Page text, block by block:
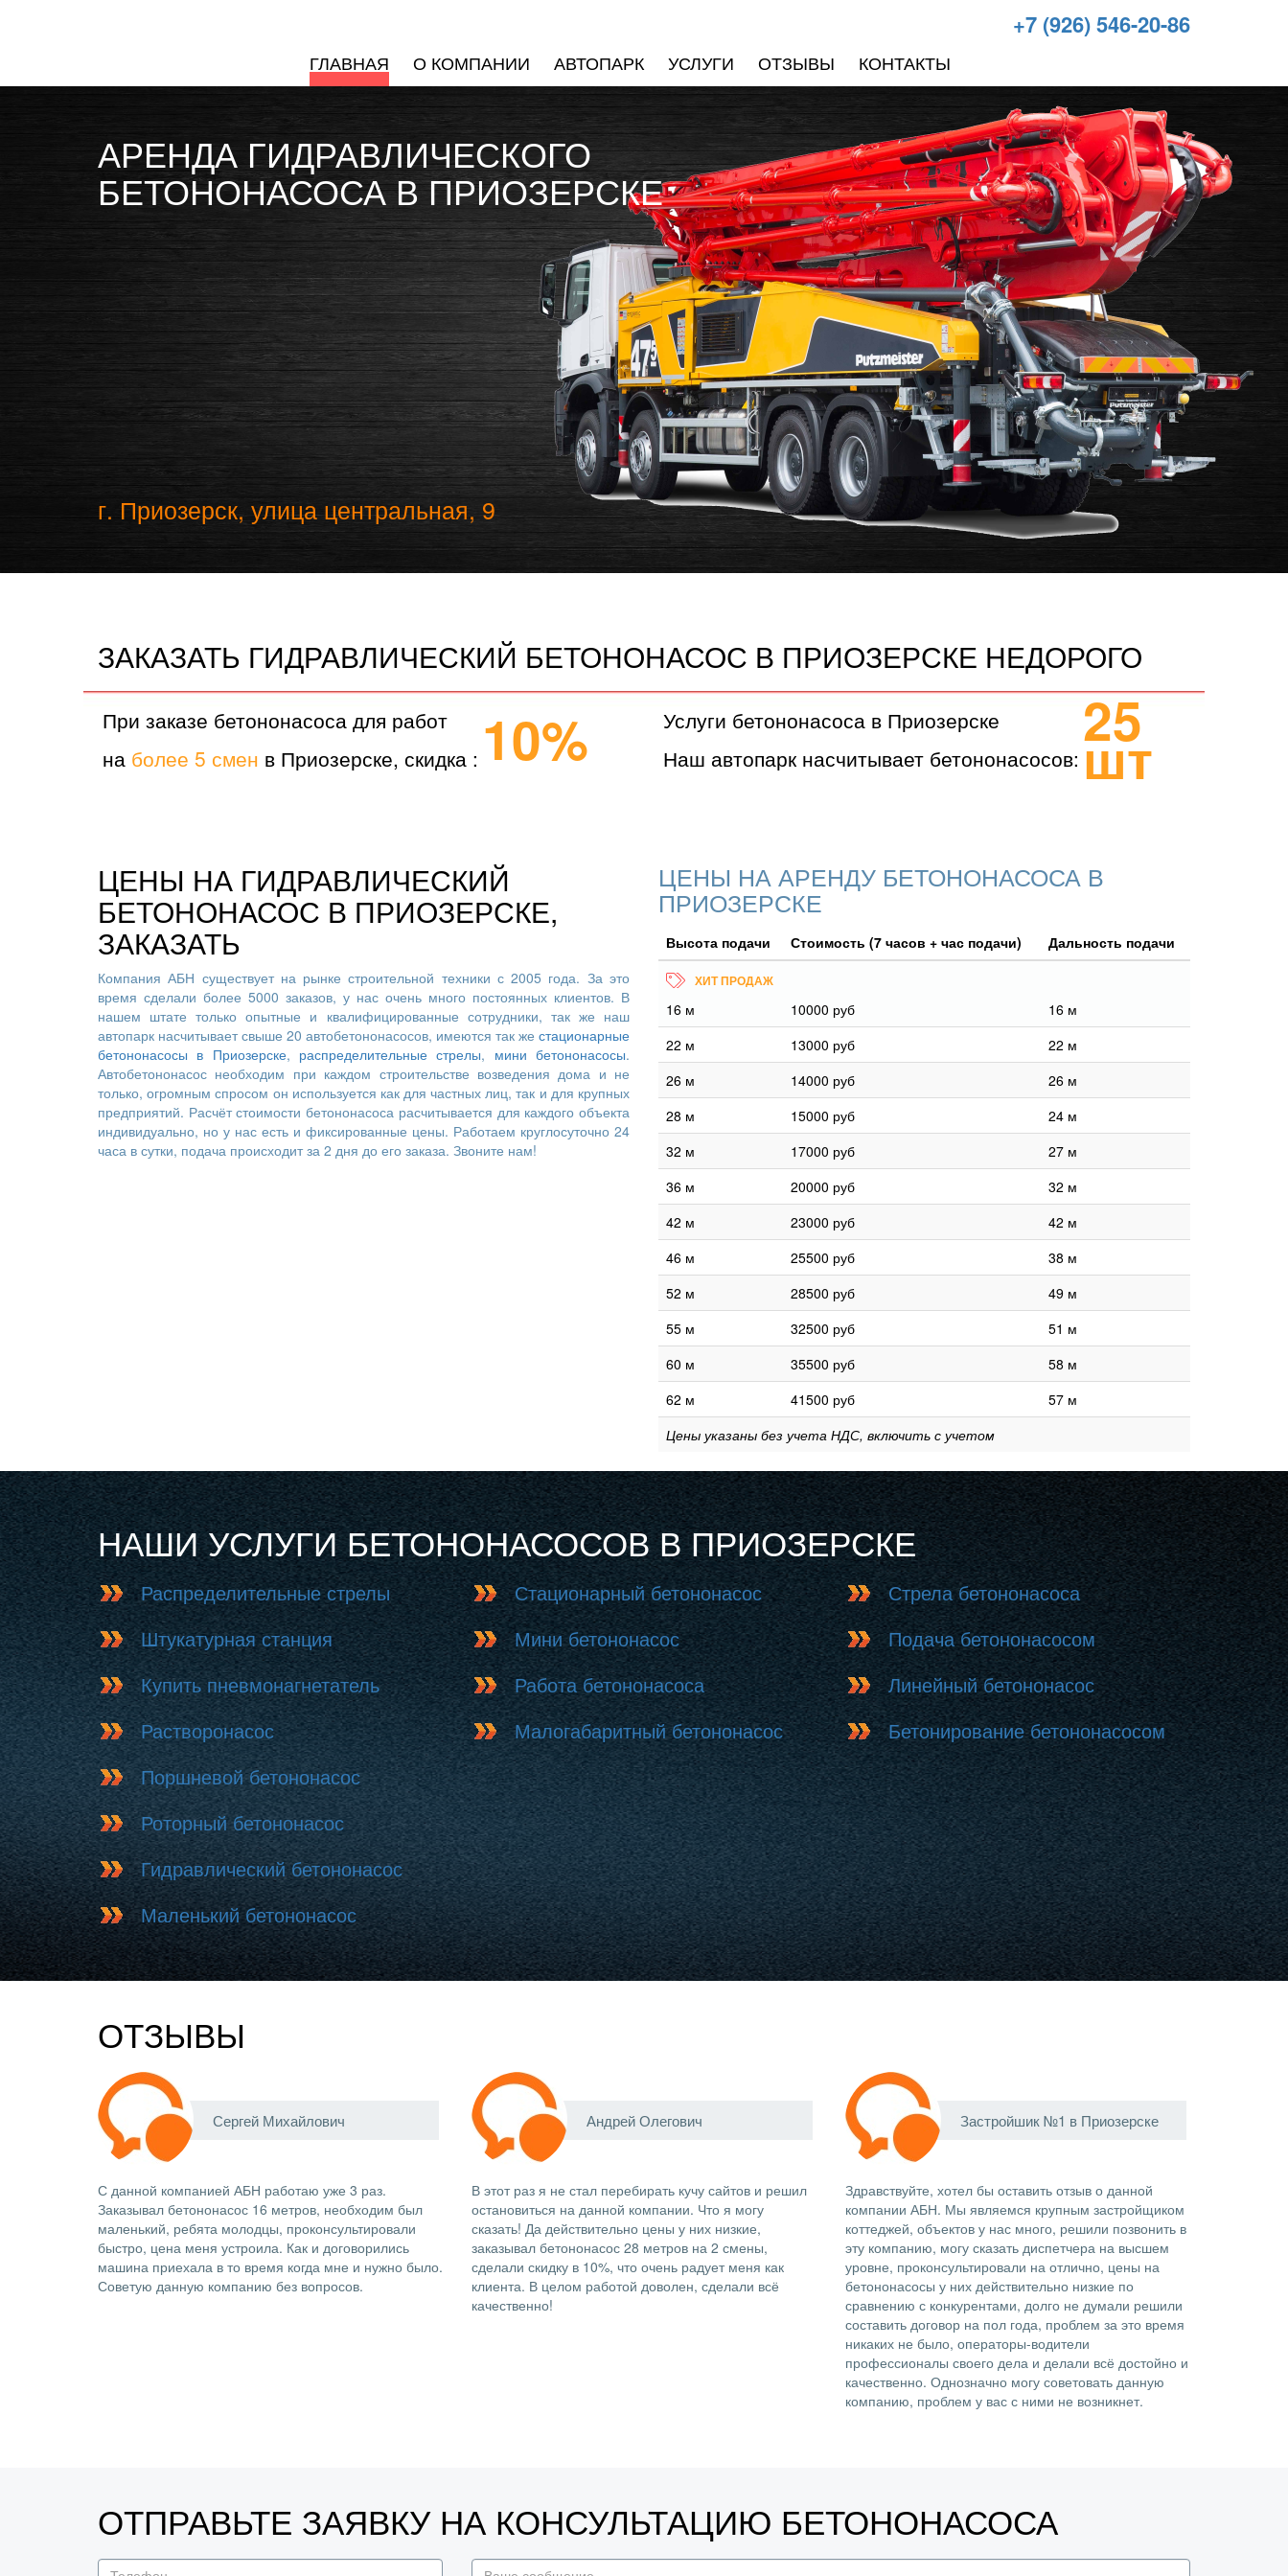
ГЛАВНАЯ О КОМПАНИИ АВТОПАРК УСЛУГИ ОТЗЫВЫ КОНТАКТЫ
+7 (926) 546-20-86
АРЕНДА ГИДРАВЛИЧЕСКОГО
БЕТОНОНАСОСА В ПРИОЗЕРСКЕ
г. Приозерск, улица центральная, 9
ЗАКАЗАТЬ ГИДРАВЛИЧЕСКИЙ БЕТОНОНАСОС В ПРИОЗЕРСКЕ НЕДОРОГО
При заказе бетононасоса для работ
на более 5 смен в Приозерске, скидка : 10%
Услуги бетононасоса в Приозерске
Наш автопарк насчитывает бетононасосов:
25
шт
ЦЕНЫ НА ГИДРАВЛИЧЕСКИЙ
БЕТОНОНАСОС В ПРИОЗЕРСКЕ,
ЗАКАЗАТЬ
Компания АБН существует на рынке строительной техники с 2005 года. За это
время сделали более 5000 заказов, у нас очень много постоянных клиентов. В
нашем штате только опытные и квалифицированные сотрудники, так же наш
автопарк насчитывает свыше 20 автобетононасосов, имеются так же стационарные
бетононасосы в Приозерске, распределительные стрелы, мини бетононасосы.
Автобетононасос необходим при каждом строительстве возведения дома и не
только, огромным спросом он используется как для частных лиц, так и для крупных
предприятий. Расчёт стоимости бетононасоса расчитывается для каждого объекта
индивидуально, но у нас есть и фиксированные цены. Работаем круглосуточно 24
часа в сутки, подача происходит за 2 дня до его заказа. Звоните нам!
ЦЕНЫ НА АРЕНДУ БЕТОНОНАСОСА В
ПРИОЗЕРСКЕ
Высота подачи Стоимость (7 часов + час подачи) Дальность подачи
16 м 10000 руб
16 м
22 м
13000 руб
22 м
26 м
14000 руб
26 м
28 м
15000 руб
24 м
32 м
17000 руб
27 м
36 м
20000 руб
32 м
42 м
23000 руб
42 м
46 м
25500 руб
38 м
52 м
28500 руб
49 м
55 м
32500 руб
51 м
60 м
35500 руб
58 м
62 м
41500 руб
57 м
Цены указаны без учета НДС, включить с учетом
НАШИ УСЛУГИ БЕТОНОНАСОСОВ В ПРИОЗЕРСКЕ
Распределительные стрелы
Штукатурная станция
Купить пневмонагнетатель
Растворонасос
Стационарный бетононасос
Мини бетононасос
Работа бетононасоса
Малогабаритный бетононасос
Стрела бетононасоса
Подача бетононасосом
Линейный бетононасос
Бетонирование бетононасосом
Поршневой бетононасос
Роторный бетононасос
Гидравлический бетононасос
Маленький бетононасос
ОТЗЫВЫ
Сергей Михайлович
С данной компанией АБН работаю уже 3 раз.
Заказывал бетононасос 16 метров, необходим был
маленький, ребята молодцы, проконсультировали
быстро, цена меня устроила. Как и договорились
машина приехала в то время когда мне и нужно было.
Советую данную компанию без вопросов.
Андрей Олегович
В этот раз я не стал перебирать кучу сайтов и решил
остановиться на данной компании. Что я могу
сказать! Да действительно цены у них низкие,
заказывал бетононасос 28 метров на 2 смены,
сделали скидку в 10%, что очень радует меня как
клиента. В целом работой доволен, сделали всё
качественно!
Застройшик №1 в Приозерске
Здравствуйте, хотел бы оставить отзыв о данной
компании АБН. Мы являемся крупным застройщиком
коттеджей, объектов у нас много, решили позвонить в
эту компанию, могу сказать диспетчера на высшем
уровне, проконсультировали на отлично, цены на
бетононасосы у них действительно низкие по
сравнению с конкурентами, долго не думали решили
составить договор на пол года, проблем за это время
никаких не было, операторы-водители
профессионалы своего дела и делали всё достойно и
качественно. Однозначно могу советовать данную
компанию, проблем у вас с ними не возникнет.
ОТПРАВЬТЕ ЗАЯВКУ НА КОНСУЛЬТАЦИЮ БЕТОНОНАСОСА